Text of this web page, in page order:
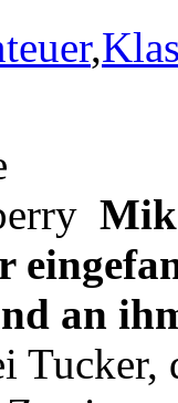
,
an
Tucker,